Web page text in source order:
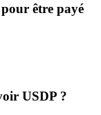
être payé
USDP ?